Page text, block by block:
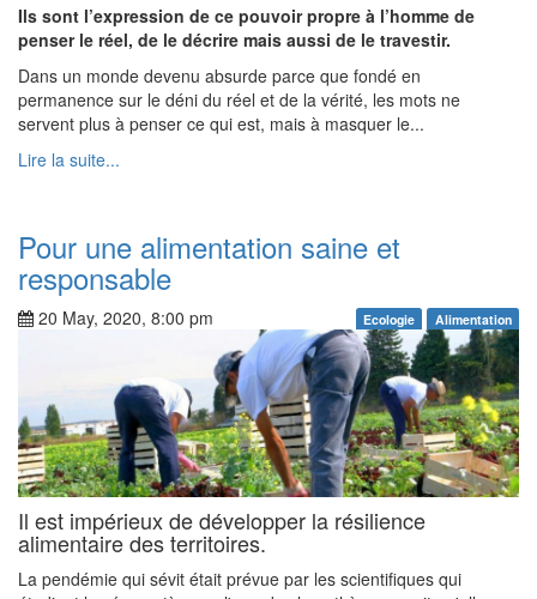
Ils sont l’expression de ce pouvoir propre à l’homme de
penser le réel, de le décrire mais aussi de le travestir.
Dans un monde devenu absurde parce que fondé en
permanence sur le déni du réel et de la vérité, les mots ne
servent plus à penser ce qui est, mais à masquer le...
Lire la suite...
Pour une alimentation saine et
responsable
20 May, 2020, 8:00 pm Ecologie Alimentation
Il est impérieux de développer la résilience
alimentaire des territoires.
La pendémie qui sévit était prévue par les scientifiques qui